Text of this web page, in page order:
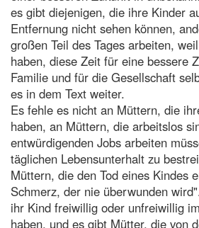
es gibt diejenigen, die ihre Kinder
Entfernung nicht sehen können,
großen Teil des Tages arbeiten,
haben, diese Zeit für eine bessere
Familie und für die Gesellschaft
es in dem Text weiter.
Es fehle es nicht an Müttern, die
haben, an Müttern, die arbeitslos
entwürdigenden Jobs arbeiten
täglichen Lebensunterhalt zu
Müttern, die den Tod eines Kindes
Schmerz, der nie überwunden
ihr Kind freiwillig oder unfreiwillig
haben, und es gibt Mütter, die von